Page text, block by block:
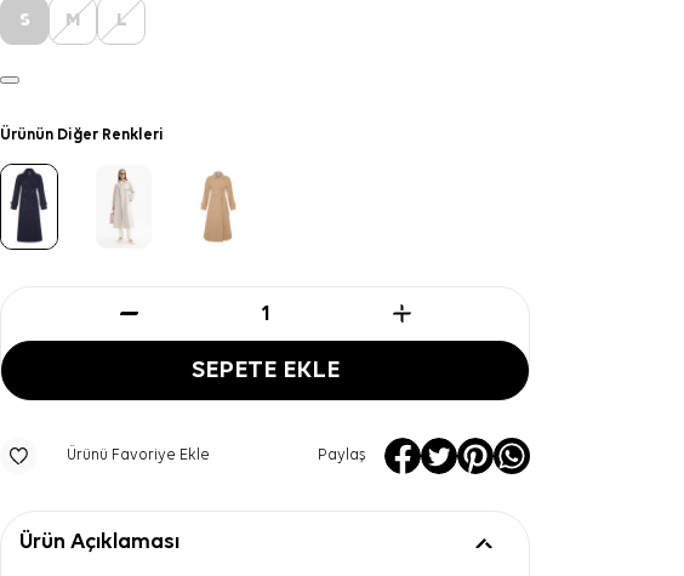
S M L
Ürünün Diğer Renkleri
SEPETE EKLE
Ürünü Favoriye Ekle Paylaş
Ürün Açıklaması